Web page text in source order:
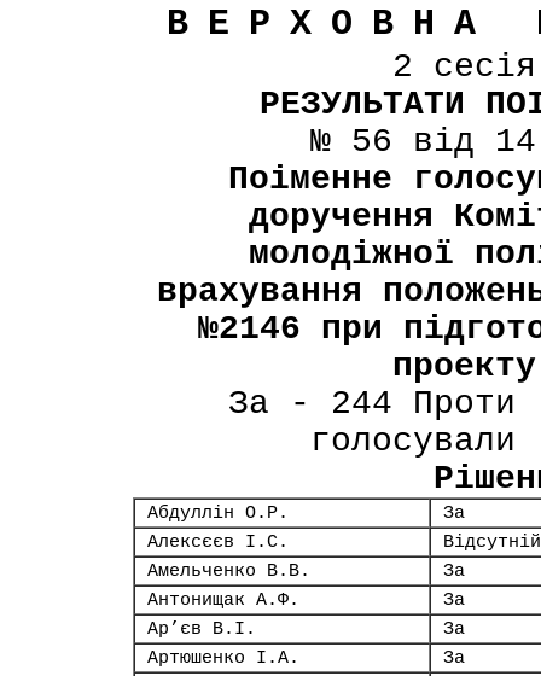
ВЕРХОВНА
2
РЕЗУЛЬТАТИ
№ 56 від
Поіменне
доручення
молодіжної
врахування
№2146 при
За - 244 Проти
Абдуллін О.Р.
За
Алексєєв І.С.
Відсутній
Амельченко В.В.
За
Антонищак А.Ф.
За
Ар’єв В.І.
За
Артюшенко І.А.
За